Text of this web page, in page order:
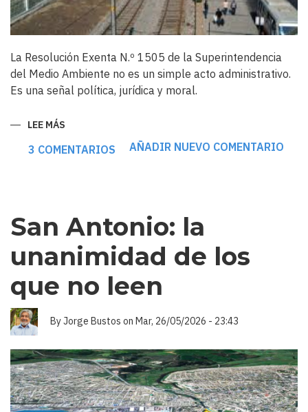
La Resolución Exenta N.º 1505 de la Superintendencia
del Medio Ambiente no es un simple acto administrativo.
Es una señal política, jurídica y moral.
LEE MÁS
FIN
DE
DIJO
BASTA
PUERTO
SIN
3 COMENTARIOS AÑADIR NUEVO COMENTARIO
San Antonio: la
unanimidad de los
que no leen
ByJorge Bustos on Mar, 26/05/2026 - 23:43